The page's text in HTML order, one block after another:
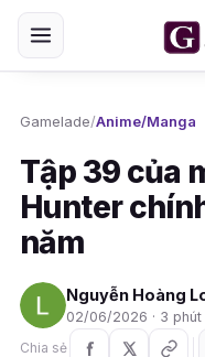
Gamelade/Anime/Manga
Tập 39 của
Hunter
năm
Nguyễn Hoàng
02/06/2026 · 3
Chia sẻ